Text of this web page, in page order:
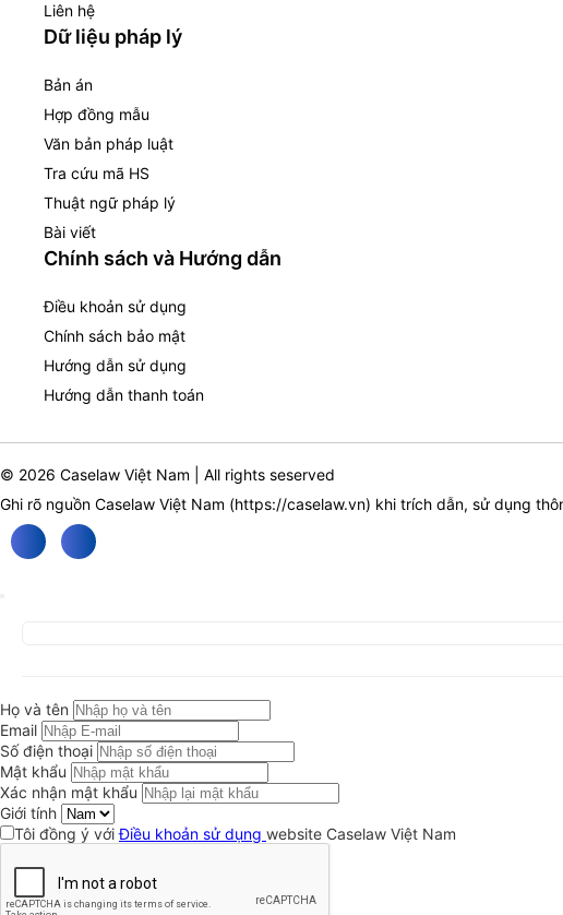
Liên hệ
Dữ liệu pháp lý
Bản án
Hợp đồng mẫu
Văn bản pháp luật
Tra cứu mã HS
Thuật ngữ pháp lý
Bài viết
Chính sách và Hướng dẫn
Điều khoản sử dụng
Chính sách bảo mật
Hướng dẫn sử dụng
Hướng dẫn thanh toán
© 2026 Caselaw Việt Nam | All rights seserved
Ghi rõ nguồn Caselaw Việt Nam (https://caselaw.vn) khi trích dẫn, sử dụng
Họ và tên
Email
Số điện thoại
Mật khẩu
Xác nhận mật khẩu
Giới tính
Tôi đồng ý vớiĐiều khoản sử dụng website Caselaw Việt Nam